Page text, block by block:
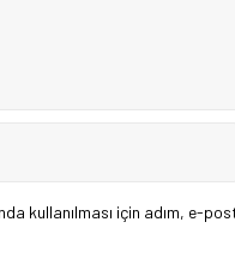
kullanılması için adım, e-